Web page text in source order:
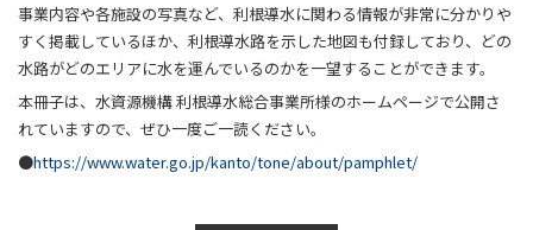
事業内容や各施設の写真など、利根導水に関わる情報が非常に分かりや
すく掲載しているほか、利根導水路を示した地図も付録しており、どの
水路がどのエリアに水を運んでいるのかを一望することができます。
本冊子は、水資源機構 利根導水総合事業所様のホームページで公開さ
れていますので、ぜひ一度ご一読ください。
●https://www.water.go.jp/kanto/tone/about/pamphlet/